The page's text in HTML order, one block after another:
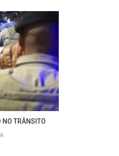
NO TRÂNSITO